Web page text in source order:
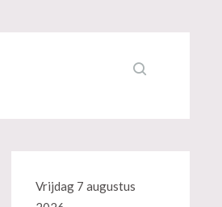
Vrijdag 7 augustus